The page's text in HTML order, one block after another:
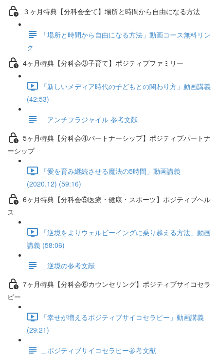
３ヶ月特典【分科会全て】場所と時間から自由になる方法
「場所と時間から自由になる方法」動画コース無料リン
ク
4ヶ月特典【分科会③子育て】ポジティブファミリー
「新しいメディア時代の子どもとの関わり方」動画講義
(42:53)
＿アンチフラジャイル 参考文献
5ヶ月特典【分科会④パートナーシップ】ポジティブパートナ
ーシップ
「愛を育み継続させる魔法の5時間」動画講義
(2020.12) (59:16)
6ヶ月特典【分科会⑤医療・健康・スポーツ】ポジティブヘル
ス
「逆境をよりウェルビーイングに乗り越える方法」動画
講義 (58:06)
＿逆境の参考文献
7ヶ月特典【分科会⑥カウンセリング】ポジティブサイコセラ
ピー
「幸せが増えるポジティブサイコセラピー」動画講義
(29:21)
＿ポジティブサイコセラピー参考文献